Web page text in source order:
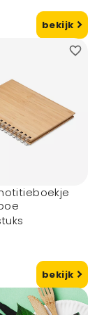
bekijk
bekijk